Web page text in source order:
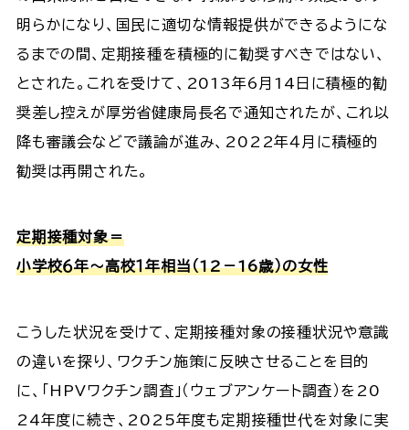
明らかになり、国民に適切な情報提供ができるようにな
るまでの間、定期接種を積極的に勧奨すべきではない、
とされた。これを受けて、2013年6月14日に積極的勧
奨差し控えが厚労省健康局長名で通知されたが、これ以
降も審議会などで議論が進み、2022年４月に積極的
勧奨は再開された。
定期接種対象＝
小学校６年～高校１年相当（12－16歳）の女性
こうした状況を受けて、定期接種対象の接種状況や意識
の違いを探り、ワクチン施策に反映させることを目的
に、「HPVワクチン調査」（ウェブアンケート調査）を20
24年度に続き、2025年度も定期接種世代を対象に実